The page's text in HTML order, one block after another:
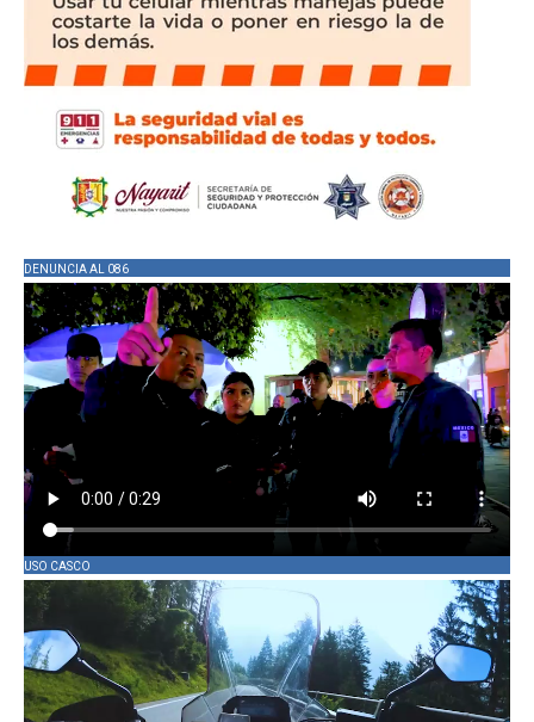
DENUNCIA AL 086
USO CASCO